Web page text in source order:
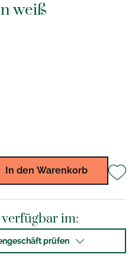
weiß
In den Warenkorb
im:
prüfen